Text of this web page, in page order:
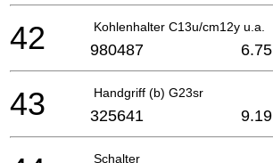
Kohlenhalter C13u/cm12y u.a.
42 980487 6.75
Handgriff (b) G23sr
43 325641 9.19
Schalter